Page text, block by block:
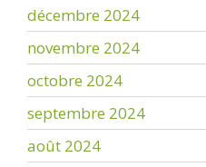
décembre 2024
novembre 2024
octobre 2024
septembre 2024
août 2024